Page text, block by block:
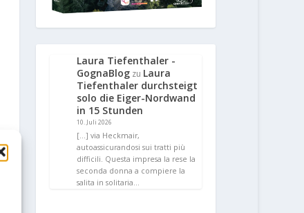
Laura Tiefenthaler -
GognaBlog zu Laura
Tiefenthaler durchsteigt
solo die Eiger-Nordwand
in 15 Stunden
10. Juli 2026
[…] via Heckmair,
autoassicurandosi sui tratti più
difficili. Questa impresa la rese la
seconda donna a compiere la
salita in solitaria…